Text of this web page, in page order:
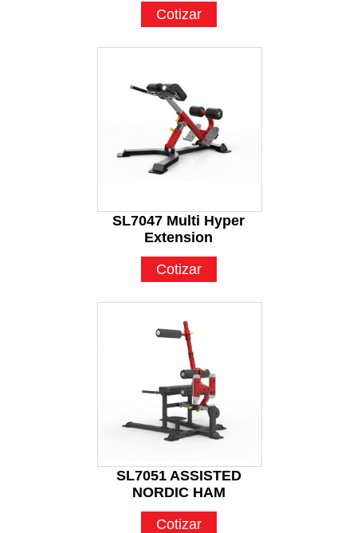
Cotizar
SL7047 Multi Hyper
Extension
Cotizar
SL7051 ASSISTED
NORDIC HAM
Cotizar